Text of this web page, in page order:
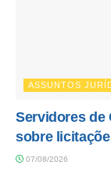
ASSUNTOS
Servidores de
sobre
07/08/2026